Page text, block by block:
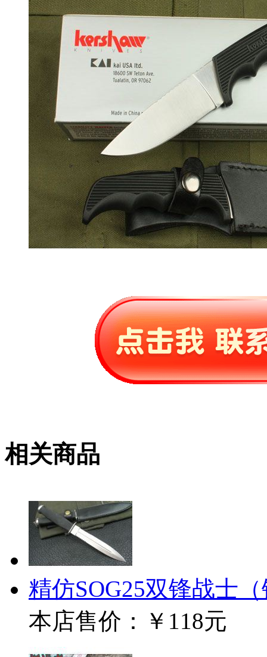
相关商品
精仿SOG25双锋战士
本店售价：
￥118元